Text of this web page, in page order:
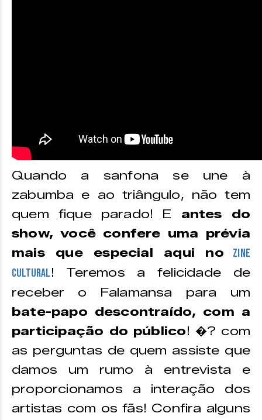
Quando a sanfona se une à
zabumba e ao triângulo, não tem
quem fique parado! E antes do
show, você confere uma prévia
mais que especial aqui no Zine
Cultural! Teremos a felicidade de
receber o Falamansa para um
bate-papo descontraído, com a
participação do público! �? com
as perguntas de quem assiste que
damos um rumo à entrevista e
proporcionamos a interação dos
artistas com os fãs! Confira alguns